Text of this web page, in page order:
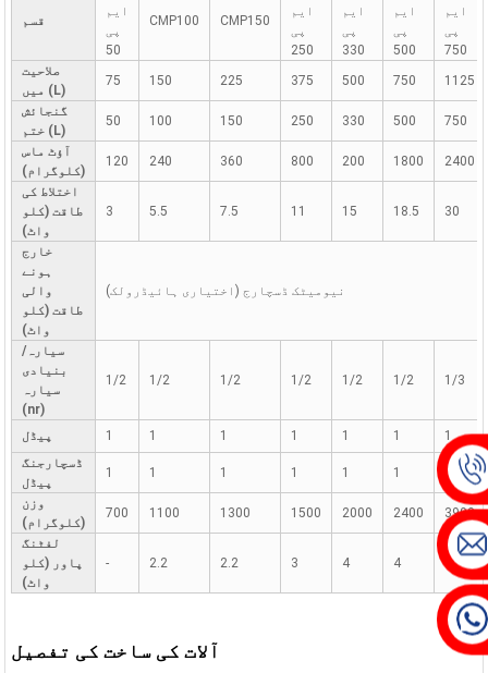
قسم
ایم
پی
50
CMP100 CMP150
ایم
پی
250
ایم
پی
330
ایم
پی
500
ایم
پی
750
صلاحیت
میں (L)
75 150 225 375 500 750
1125
گنجائش
ختم (L)
50 100 150 250 330 500
750
آؤٹ ماس
(کلوگرام)
120 240 360 800 200 1800
2400
اختلاط کی
طاقت (کلو
واٹ)
3 5.5 7.5 11 15 18.5 30
خارج
ہونے
والی
طاقت (کلو
واٹ)
نیومیٹک ڈسچارج (اختیاری ہائیڈرولک)
سیارہ/
بنیادی
سیارہ
(nr)
1/2 1/2 1/2 1/2 1/2 1/2 1/3
پیڈل 1 1 1 1 1 1
1
ڈسچارجنگ
پیڈل
1 1 1 1 1 1
1
وزن
(کلوگرام)
700 1100 1300 1500 2000 2400
3900
لفٹنگ
پاور (کلو
واٹ)
- 2.2 2.2 3 4 4 7.5
آلات کی ساخت کی تفصیل